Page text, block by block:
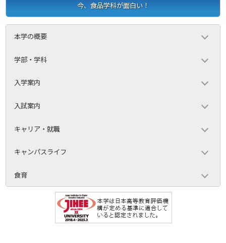
今、食品学科が面白い！
本学の概要
学部・学科
入学案内
入試案内
キャリア・就職
キャンパスライフ
食育